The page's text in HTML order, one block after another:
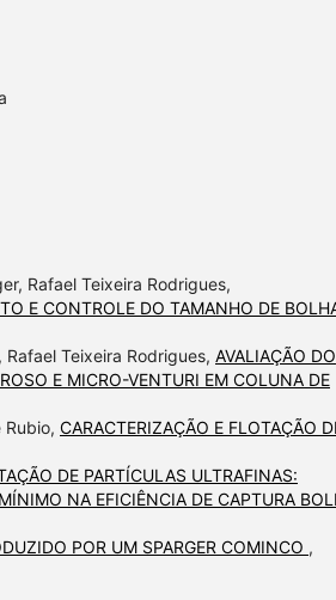
Rafael Teixeira Rodrigues,
E CONTROLE DO TAMANHO DE
Teixeira Rodrigues, AVALIAÇÃO DO
E MICRO-VENTURI EM COLUNA DE
CARACTERIZAÇÃO E FLOTAÇÃO
DE PARTÍCULAS ULTRAFINAS:
NA EFICIÊNCIA DE CAPTURA
POR UM SPARGER COMINCO ,